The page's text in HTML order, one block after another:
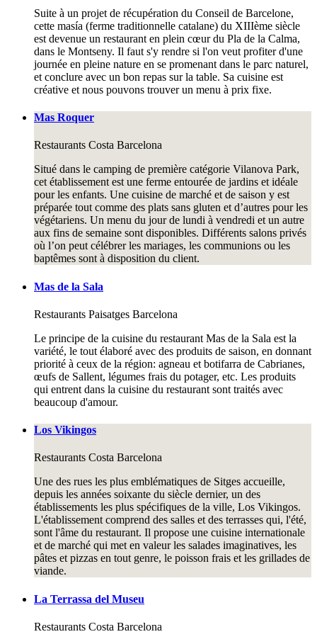
Suite à un projet de récupération du Conseil de Barcelone,
cette masía (ferme traditionnelle catalane) du XIIIème siècle
est devenue un restaurant en plein cœur du Pla de la Calma,
dans le Montseny. Il faut s'y rendre si l'on veut profiter d'une
journée en pleine nature en se promenant dans le parc naturel,
et conclure avec un bon repas sur la table. Sa cuisine est
créative et nous pouvons trouver un menu à prix fixe.
Mas Roquer
Restaurants Costa Barcelona
Situé dans le camping de première catégorie Vilanova Park,
cet établissement est une ferme entourée de jardins et idéale
pour les enfants. Une cuisine de marché et de saison y est
préparée tout comme des plats sans gluten et d’autres pour les
végétariens. Un menu du jour de lundi à vendredi et un autre
aux fins de semaine sont disponibles. Différents salons privés
où l’on peut célébrer les mariages, les communions ou les
baptêmes sont à disposition du client.
Mas de la Sala
Restaurants Paisatges Barcelona
Le principe de la cuisine du restaurant Mas de la Sala est la
variété, le tout élaboré avec des produits de saison, en donnant
priorité à ceux de la région: agneau et botifarra de Cabrianes,
œufs de Sallent, légumes frais du potager, etc. Les produits
qui entrent dans la cuisine du restaurant sont traités avec
beaucoup d'amour.
Los Vikingos
Restaurants Costa Barcelona
Une des rues les plus emblématiques de Sitges accueille,
depuis les années soixante du siècle dernier, un des
établissements les plus spécifiques de la ville, Los Vikingos.
L'établissement comprend des salles et des terrasses qui, l'été,
sont l'âme du restaurant. Il propose une cuisine internationale
et de marché qui met en valeur les salades imaginatives, les
pâtes et pizzas en tout genre, le poisson frais et les grillades de
viande.
La Terrassa del Museu
Restaurants Costa Barcelona